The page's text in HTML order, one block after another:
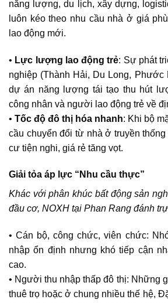
năng lượng, du lịch, xây dựng,
luôn kéo theo nhu cầu nhà ở giá
lao động mới.
• Lực lượng lao động trẻ: Sự phát
nghiệp (Thành Hải, Du Long, Phước
dự án năng lượng tái tạo thu hút
công nhân và người lao động trẻ về
• Tốc độ đô thị hóa nhanh: Khi bộ
cầu chuyển đổi từ nhà ở truyền
cư tiện nghi, giá rẻ tăng vọt.
Giải tỏa áp lực “Nhu cầu thực”
Khác với phân khúc bất động sản
đầu cơ, NOXH tại Phan Rang đánh
• Cán bộ, công chức, viên chức:
nhập ổn định nhưng khó tiếp cận
cao.
• Người thu nhập thấp đô thị: Những
thuê trọ hoặc ở chung nhiều thế hệ,